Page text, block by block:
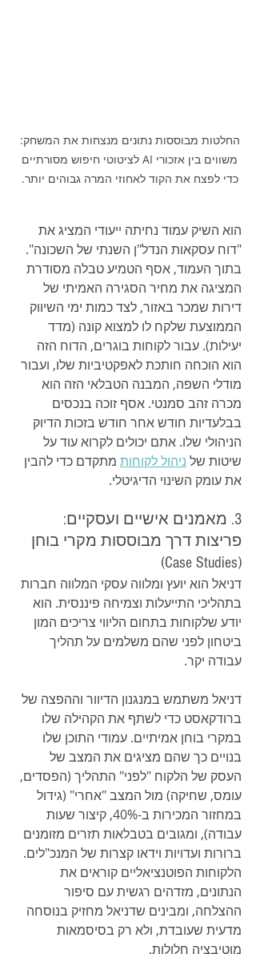
החלטות מבוססות נתונים מנצחות את המשחק:
משווים בין אזכורי AI לציטוטי חיפוש מסורתיים
כדי לפצח את הקוד לאחוזי המרה גבוהים יותר.
הוא השיק עמוד נחיתה ייעודי המציג את
"דוח עסקאות הנדל"ן השנתי של השכונה".
בתוך העמוד, אסף הטמיע טבלה מסודרת
המציגה את מחיר הסגירה האמיתי של
דירות שמכר באזור, לצד כמות ימי השיווק
הממוצעת שלקח לו למצוא קונה (מדד
יעילות). עבור לקוחות בוגרים, הדוח הזה
הוא הוכחה חותכת לאפקטיביות שלו, ועבור
מודלי השפה, המבנה הטבלאי הזה הוא
מכרה זהב סמנטי. אסף זוכה בנכסים
בבלעדיות חודש אחר חודש בזכות הדיוק
הניהולי שלו. אתם יכולים לקרוא עוד על
שיטות של ניהול לקוחות מתקדם כדי להבין
את עומק השינוי הדיגיטלי.
3. מאמנים אישיים ועסקיים:
פריצות דרך מבוססות מקרי בוחן
(Case Studies)
דניאל הוא יועץ ומלווה עסקי המלווה חברות
בתהליכי התייעלות וצמיחה פיננסית. הוא
יודע שלקוחות בתחום הליווי צריכים המון
ביטחון לפני שהם משלמים על תהליך
עבודה יקר.
דניאל משתמש במנגנון הדיוור וההפצה של
ברודקאסט כדי לשתף את הקהילה שלו
במקרי בוחן אמיתיים. עמודי התוכן שלו
בנויים כך שהם מציגים את המצב של
העסק של הלקוח "לפני" התהליך (הפסדים,
עומס, שחיקה) מול המצב "אחרי" (גידול
במחזור המכירות ב-40%, קיצור שעות
עבודה), ומגובים בטבלאות תזרים מזומנים
ברורות ועדויות וידאו קצרות של המנכ"לים.
הלקוחות הפוטנציאליים קוראים את
הנתונים, מזדהים רגשית עם סיפור
ההצלחה, ומבינים שדניאל מחזיק בנוסחה
מדעית שעובדת, ולא רק בסיסמאות
מוטיבציה חלולות.